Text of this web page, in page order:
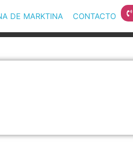
DE MARKTINA CONTACTO